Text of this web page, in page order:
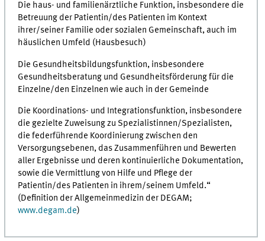
Die haus- und familienärztliche Funktion, insbesondere die
Betreuung der Patientin/des Patienten im Kontext
ihrer/seiner Familie oder sozialen Gemeinschaft, auch im
häuslichen Umfeld (Hausbesuch)
Die Gesundheitsbildungsfunktion, insbesondere
Gesundheitsberatung und Gesundheitsförderung für die
Einzelne/den Einzelnen wie auch in der Gemeinde
Die Koordinations- und Integrationsfunktion, insbesondere
die gezielte Zuweisung zu Spezialistinnen/Spezialisten,
die federführende Koordinierung zwischen den
Versorgungsebenen, das Zusammenführen und Bewerten
aller Ergebnisse und deren kontinuierliche Dokumentation,
sowie die Vermittlung von Hilfe und Pflege der
Patientin/des Patienten in ihrem/seinem Umfeld.“
(Definition der Allgemeinmedizin der DEGAM;
www.degam.de)